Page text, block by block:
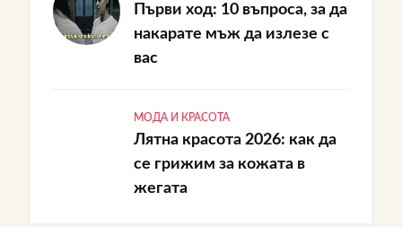
Първи ход: 10 въпроса, за да
накарате мъж да излезе с
вас
МОДА И КРАСОТА
Лятна красота 2026: как да
се грижим за кожата в
жегата